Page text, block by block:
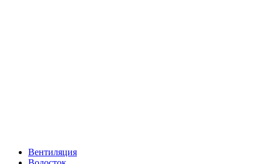
Вентиляция